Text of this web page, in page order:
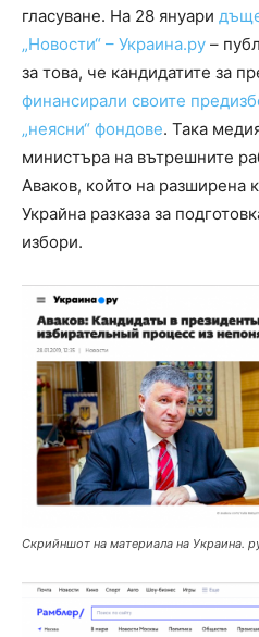
гласуване. На 28 януари
„Новости“ – Украина.ру –
за това, че кандидатите за
финансирали своите
„неясни“ фондове. Така
министъра на вътрешните
Аваков, който на разширена
Украйна разказа за
избори.
Скрийншот на материала на Украина.